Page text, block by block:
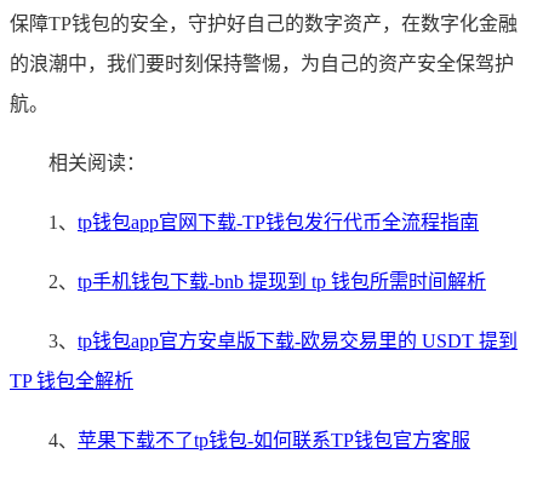
保障TP钱包的安全，守护好自己的数字资产，在数字化金融
的浪潮中，我们要时刻保持警惕，为自己的资产安全保驾护
航。
相关阅读：
1、 tp钱包app官网下载-TP钱包发行代币全流程指南
2、 tp手机钱包下载-bnb 提现到 tp 钱包所需时间解析
3、 tp钱包app官方安卓版下载-欧易交易里的 USDT 提到
TP 钱包全解析
4、 苹果下载不了tp钱包-如何联系TP钱包官方客服